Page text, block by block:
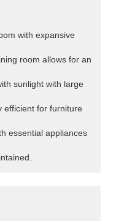
with expansive
room allows for an
sunlight with large
efficient for furniture
essential appliances